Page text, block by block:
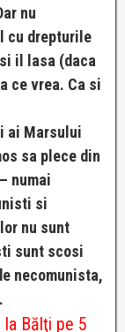
nu
cu drepturile
il lasa (daca
ce vrea. Ca si
ai Marsului
sa plece din
numai
si
nu sunt
sunt scosi
necomunista,
Bălţi pe 5